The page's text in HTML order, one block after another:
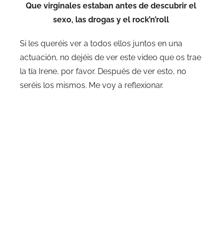
Que virginales estaban antes de descubrir el
sexo, las drogas y el rock’n’roll
Si les queréis ver a todos ellos juntos en una
actuación, no dejéis de ver este video que os trae
la tía Irene, por favor. Después de ver esto, no
seréis los mismos. Me voy a reflexionar.